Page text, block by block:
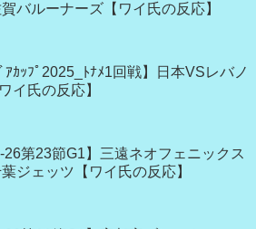
バルーナーズ【ワイ氏の反応】
ﾞｱｶｯﾌﾟ2025_ﾄﾅﾒ1回戦】日本VSレバノ
イ氏の反応】
26第23節G1】三遠ネオフェニックス
ジェッツ【ワイ氏の反応】